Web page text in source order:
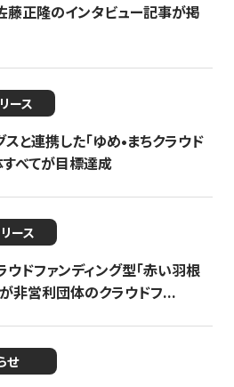
正隆のインタビュー記事が掲
ース
と連携した「ゆめ•まちクラウド
すべてが目標達成
ース
ウドファンディング型「赤い羽根
非営利団体のクラウドフ...
せ